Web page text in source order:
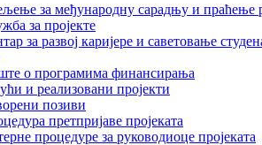
за међународну сарадњу и праћење
за пројекте
за развој каријере и саветовање
о програмима финансирања
и реализовани пројекти
позиви
претпријаве пројеката
процедуре за руководиоце пројеката